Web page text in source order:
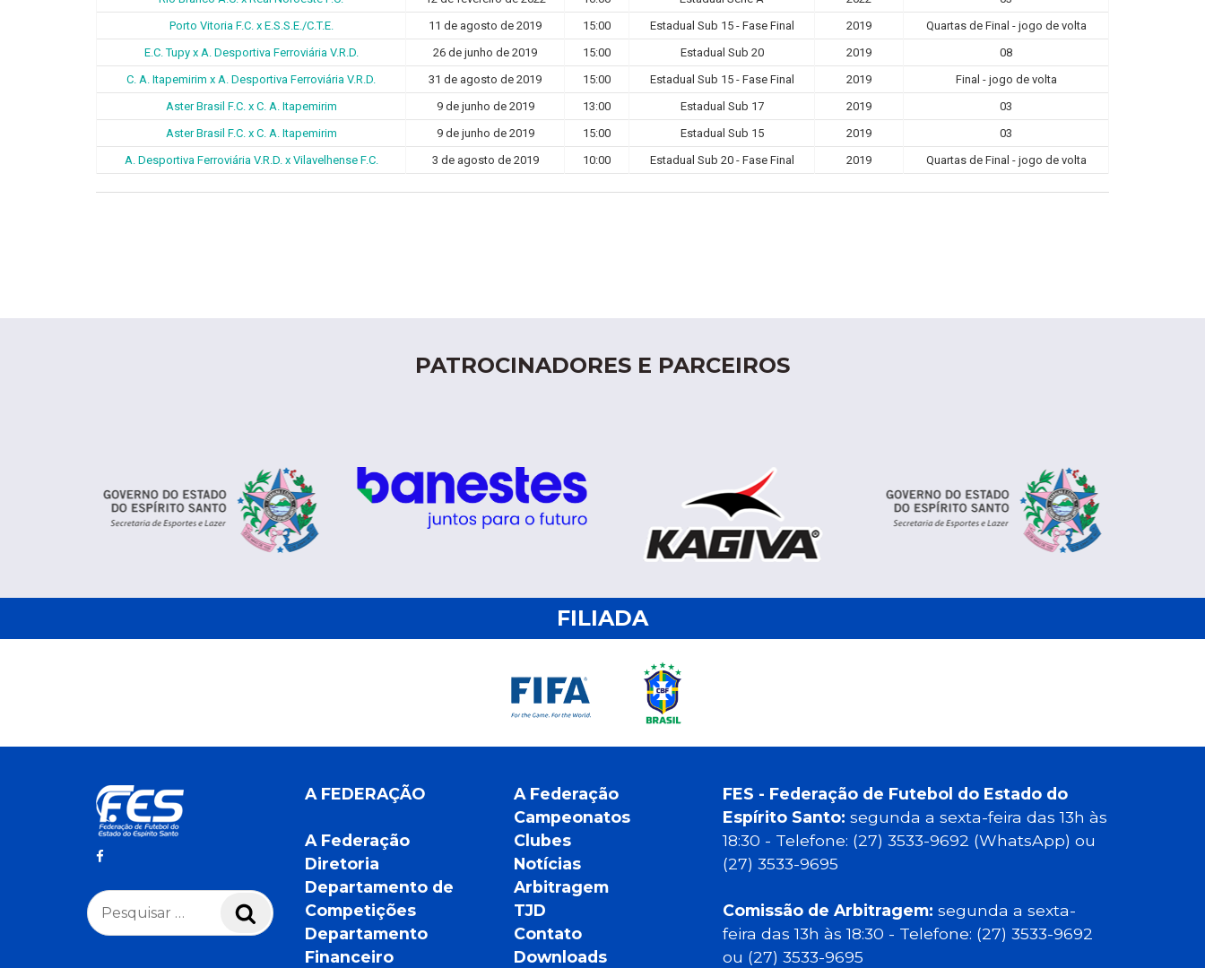
Porto Vitoria F.C. x E.S.S.E./C.T.E.
11 de agosto de 2019 15:00 Estadual Sub 15 - Fase Final 2019
Quartas de Final - jogo de volta
E.C. Tupy x A. Desportiva Ferroviária V.R.D.
26 de junho de 2019 15:00 Estadual Sub 20 2019
08
C. A. Itapemirim x A. Desportiva Ferroviária V.R.D.
31 de agosto de 2019 15:00 Estadual Sub 15 - Fase Final 2019
Final - jogo de volta
Aster Brasil F.C. x C. A. Itapemirim
9 de junho de 2019 13:00 Estadual Sub 17 2019
03
Aster Brasil F.C. x C. A. Itapemirim
9 de junho de 2019 15:00 Estadual Sub 15 2019
03
A. Desportiva Ferroviária V.R.D. x Vilavelhense F.C.
3 de agosto de 2019 10:00 Estadual Sub 20 - Fase Final 2019 Quartas de Final - jogo de volta
PATROCINADORES E PARCEIROS
FILIADA
Pesquisar
por:
Pesquisar
A FEDERAÇÃO
A Federação
Diretoria
Departamento de
Competições
Departamento
Financeiro
A Federação
Campeonatos
Clubes
Notícias
Arbitragem
TJD
Contato
Downloads
FES - Federação de Futebol do Estado do
Espírito Santo: segunda a sexta-feira das 13h às
18:30 - Telefone: (27) 3533-9692 (WhatsApp) ou
(27) 3533-9695
Comissão de Arbitragem: segunda a sexta-
feira das 13h às 18:30 - Telefone: (27) 3533-9692
ou (27) 3533-9695